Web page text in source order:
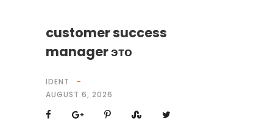
customer success
manager это
IDENT
AUGUST 6, 2026